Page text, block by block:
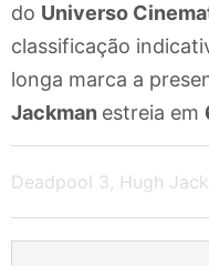
do Universo
classificação
longa marca a
Jackman estreia em
Deadpool 3, Hugh